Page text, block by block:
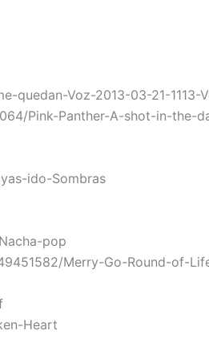
quedan-Voz-2013-03-21-1113-
Pink-Panther-A-shot-in-the-
ido-Sombras
pop
Merry-Go-Round-of-
Heart